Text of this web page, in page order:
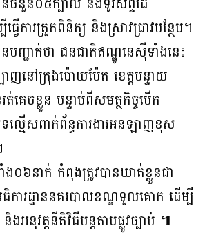
ើការត្រួតពិនិត្យ និងស្រាវជ្រាវបន្ថែម។
បញ្ជាក់ថា ជនជាតិឥណ្ឌូនេស៊ីទាំងនេះ
ឡាញនៅក្រុងប៉ោយប៉ែត ខេត្តបន្ទាយ
េចខ្លួន បន្ទាប់ពីសមត្ថកិច្ចបើក
បទល្មើសពាក់ព័ន្ធការងារអនឡាញខុស
០៦នាក់ កំពុងត្រូវបានឃាត់ខ្លួនជា
ការដ្ឋាននគរបាលខណ្ឌទួលគោក ដើម្បី
ងអនុវត្តនីតិវិធីបន្តតាមផ្លូវច្បាប់ ៕